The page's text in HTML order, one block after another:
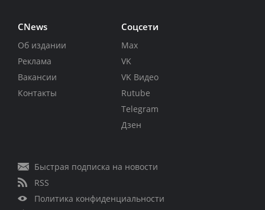
CNews
Об издании
Реклама
Вакансии
Контакты
Соцсети
Max
VK
VK Видео
Rutube
Telegram
Дзен
Быстрая подписка на новости
RSS
Политика конфиденциальности